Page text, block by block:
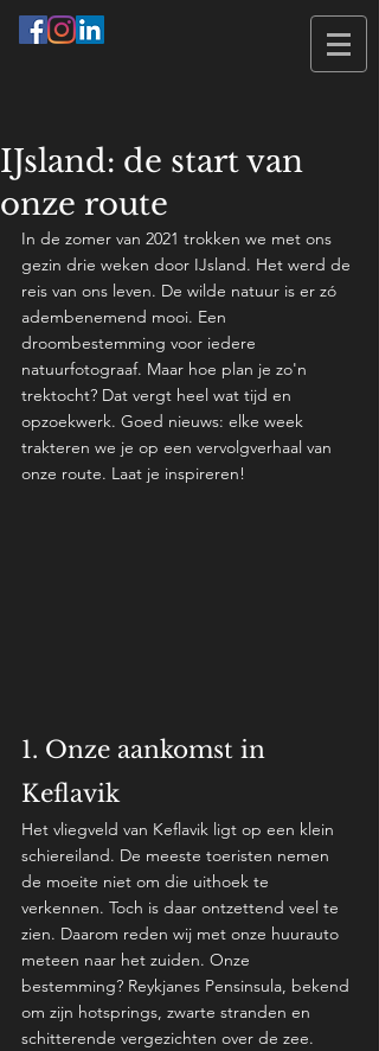
IJsland: de start van
onze route
In de zomer van 2021 trokken we met ons
gezin drie weken door IJsland. Het werd de
reis van ons leven. De wilde natuur is er zó
adembenemend mooi. Een
droombestemming voor iedere
natuurfotograaf. Maar hoe plan je zo'n
trektocht? Dat vergt heel wat tijd en
opzoekwerk. Goed nieuws: elke week
trakteren we je op een vervolgverhaal van
onze route. Laat je inspireren!
1. Onze aankomst in
Keflavik
Het vliegveld van Keflavik ligt op een klein
schiereiland. De meeste toeristen nemen
de moeite niet om die uithoek te
verkennen. Toch is daar ontzettend veel te
zien. Daarom reden wij met onze huurauto
meteen naar het zuiden. Onze
bestemming? Reykjanes Pensinsula, bekend
om zijn hotsprings, zwarte stranden en
schitterende vergezichten over de zee.